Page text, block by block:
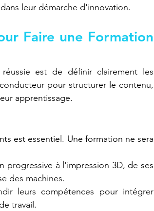
leur démarche d'innovation.
Faire une Formation
est de définir clairement les
pour structurer le contenu,
apprentissage.
est essentiel. Une formation ne sera
à l'impression 3D, de ses
des machines.
leurs compétences pour intégrer
travail.